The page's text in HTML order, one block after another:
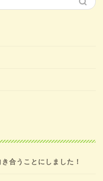
合うことにしました！